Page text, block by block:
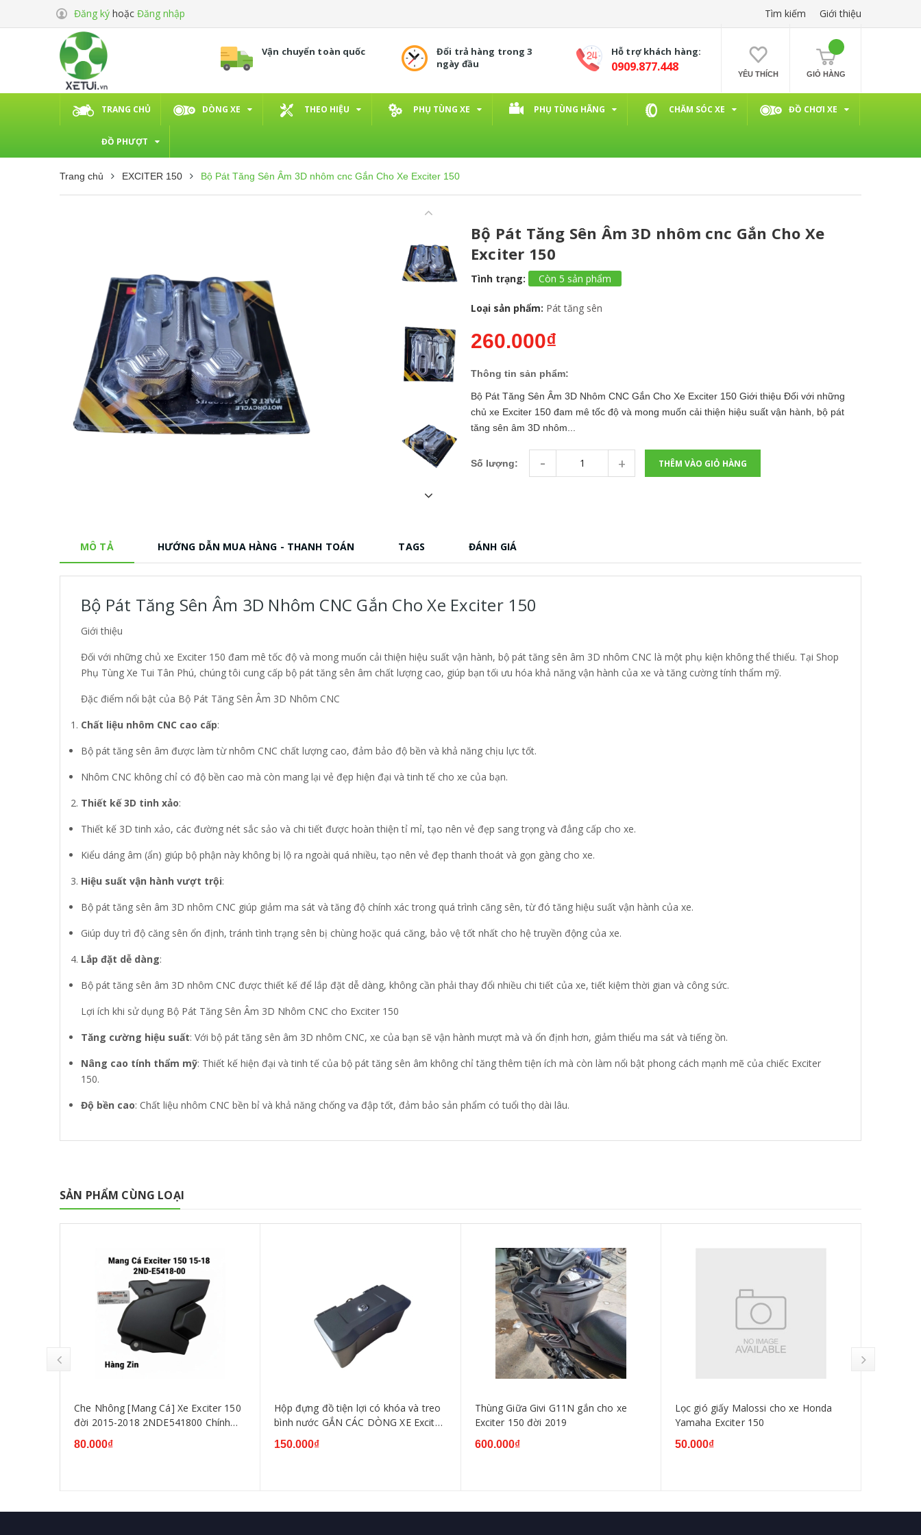
Đăng ký hoặc Đăng nhập Tìm kiếm Giới thiệu
Vận chuyển toàn quốc
Đổi trả hàng trong 3
ngày đầu
Hỗ trợ khách hàng:
0909.877.448 YÊU THÍCH GIỎ HÀNG
TRANG CHỦ DÒNG XE THEO HIỆU PHỤ TÙNG XE PHỤ TÙNG HÃNG CHĂM SÓC XE ĐỒ CHƠI XE
ĐỒ PHƯỢT
Trang chủ EXCITER 150 Bộ Pát Tăng Sên Âm 3D nhôm cnc Gắn Cho Xe Exciter 150
Bộ Pát Tăng Sên Âm 3D nhôm cnc Gắn Cho Xe
Exciter 150
Tình trạng: Còn 5 sản phẩm
Loại sản phẩm: Pát tăng sên
260.000₫
Thông tin sản phẩm:
Bộ Pát Tăng Sên Âm 3D Nhôm CNC Gắn Cho Xe Exciter 150 Giới thiệu Đối với những
chủ xe Exciter 150 đam mê tốc độ và mong muốn cải thiện hiệu suất vận hành, bộ pát
tăng sên âm 3D nhôm...
Số lượng: - + THÊM VÀO GIỎ HÀNG
MÔ TẢ HƯỚNG DẪN MUA HÀNG - THANH TOÁN TAGS ĐÁNH GIÁ
Bộ Pát Tăng Sên Âm 3D Nhôm CNC Gắn Cho Xe Exciter 150
Giới thiệu
Đối với những chủ xe Exciter 150 đam mê tốc độ và mong muốn cải thiện hiệu suất vận hành, bộ pát tăng sên âm 3D nhôm CNC là một phụ kiện không thể thiếu. Tại Shop
Phụ Tùng Xe Tui Tân Phú, chúng tôi cung cấp bộ pát tăng sên âm chất lượng cao, giúp bạn tối ưu hóa khả năng vận hành của xe và tăng cường tính thẩm mỹ.
Đặc điểm nổi bật của Bộ Pát Tăng Sên Âm 3D Nhôm CNC
Chất liệu nhôm CNC cao cấp:
Bộ pát tăng sên âm được làm từ nhôm CNC chất lượng cao, đảm bảo độ bền và khả năng chịu lực tốt.
Nhôm CNC không chỉ có độ bền cao mà còn mang lại vẻ đẹp hiện đại và tinh tế cho xe của bạn.
Thiết kế 3D tinh xảo:
Thiết kế 3D tinh xảo, các đường nét sắc sảo và chi tiết được hoàn thiện tỉ mỉ, tạo nên vẻ đẹp sang trọng và đẳng cấp cho xe.
Kiểu dáng âm (ẩn) giúp bộ phận này không bị lộ ra ngoài quá nhiều, tạo nên vẻ đẹp thanh thoát và gọn gàng cho xe.
Hiệu suất vận hành vượt trội:
Bộ pát tăng sên âm 3D nhôm CNC giúp giảm ma sát và tăng độ chính xác trong quá trình căng sên, từ đó tăng hiệu suất vận hành của xe.
Giúp duy trì độ căng sên ổn định, tránh tình trạng sên bị chùng hoặc quá căng, bảo vệ tốt nhất cho hệ truyền động của xe.
Lắp đặt dễ dàng:
Bộ pát tăng sên âm 3D nhôm CNC được thiết kế để lắp đặt dễ dàng, không cần phải thay đổi nhiều chi tiết của xe, tiết kiệm thời gian và công sức.
Lợi ích khi sử dụng Bộ Pát Tăng Sên Âm 3D Nhôm CNC cho Exciter 150
Tăng cường hiệu suất: Với bộ pát tăng sên âm 3D nhôm CNC, xe của bạn sẽ vận hành mượt mà và ổn định hơn, giảm thiểu ma sát và tiếng ồn.
Nâng cao tính thẩm mỹ: Thiết kế hiện đại và tinh tế của bộ pát tăng sên âm không chỉ tăng thêm tiện ích mà còn làm nổi bật phong cách mạnh mẽ của chiếc Exciter
150.
Độ bền cao: Chất liệu nhôm CNC bền bỉ và khả năng chống va đập tốt, đảm bảo sản phẩm có tuổi thọ dài lâu.
SẢN PHẨM CÙNG LOẠI
Che Nhông [Mang Cá] Xe Exciter 150
đời 2015-2018 2NDE541800 Chính
Hãng Yamaha
80.000₫
Hộp đựng đồ tiện lợi có khóa và treo
bình nước GẮN CÁC DÒNG XE Exciter
135 2011, Exciter 135 2010, Exciter
150,WINNER ,SIRIUS, WAVE...
150.000₫
Thùng Giữa Givi G11N gắn cho xe
Exciter 150 đời 2019
600.000₫
Lọc gió giấy Malossi cho xe Honda
Yamaha Exciter 150
50.000₫